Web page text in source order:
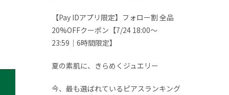
【Pay IDアプリ限定】フォロー割 全品
20%OFFクーポン【7/24 18:00～
23:59│6時間限定】
夏の素肌に、きらめくジュエリー
今、最も選ばれているピアスランキング